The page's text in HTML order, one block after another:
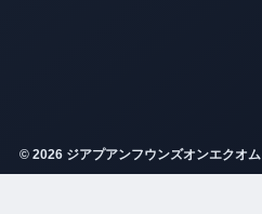
© 2026 ジアプアンフウンズオンエクオム